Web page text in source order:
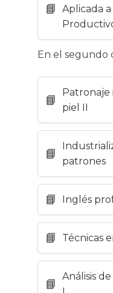
Aplicada
En el segundo
piel II
patrones
Inglés
Técnicas
Análisis